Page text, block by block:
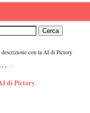
con la AI di Pictory
:
di Pictory